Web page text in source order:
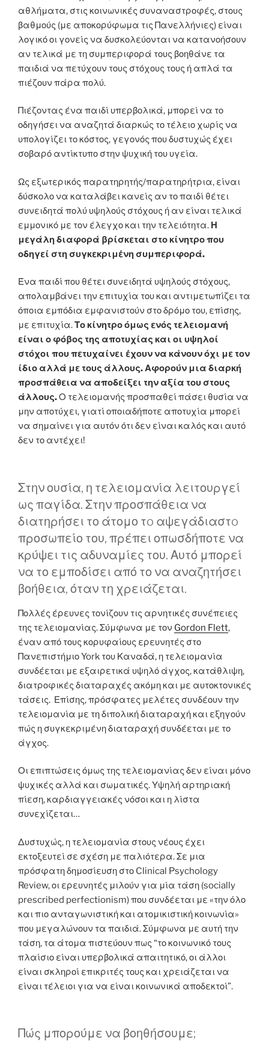
αθλήματα, στις κοινωνικές συναναστροφές, στους
βαθμούς (με αποκορύφωμα τις Πανελλήνιες) είναι
λογικό οι γονείς να δυσκολεύονται να κατανοήσουν
αν τελικά με τη συμπεριφορά τους βοηθάνε τα
παιδιά να πετύχουν τους στόχους τους ή απλά τα
πιέζουν πάρα πολύ.
Πιέζοντας ένα παιδί υπερβολικά, μπορεί να το
οδηγήσει να αναζητά διαρκώς το τέλειο χωρίς να
υπολογίζει το κόστος, γεγονός που δυστυχώς έχει
σοβαρό αντίκτυπο στην ψυχική του υγεία.
Ως εξωτερικός παρατηρητής/παρατηρήτρια, είναι
δύσκολο να καταλάβει κανείς αν το παιδί θέτει
συνειδητά πολύ υψηλούς στόχους ή αν είναι τελικά
εμμονικό με τον έλεγχο και την τελειότητα. Η
μεγάλη διαφορά βρίσκεται στο κίνητρο που
οδηγεί στη συγκεκριμένη συμπεριφορά.
Ένα παιδί που θέτει συνειδητά υψηλούς στόχους,
απολαμβάνει την επιτυχία του και αντιμετωπίζει τα
όποια εμπόδια εμφανιστούν στο δρόμο του, επίσης,
με επιτυχία.Το κίνητρο όμως ενός τελειομανή
είναι ο φόβος της αποτυχίας και οι υψηλοί
στόχοι που πετυχαίνει έχουν να κάνουν όχι με τον
ίδιο αλλά με τους άλλους. Αφορούν μια διαρκή
προσπάθεια να αποδείξει την αξία του στους
άλλους.Ο τελειομανής προσπαθεί πάσει θυσία να
μην αποτύχει, γιατί οποιαδήποτε αποτυχία μπορεί
να σημαίνει για αυτόν ότι δεν είναι καλός και αυτό
δεν το αντέχει!
Στην ουσία, η τελειομανία λειτουργεί
ως παγίδα. Στην προσπάθεια να
διατηρήσει το άτομο τo αψεγάδιαστo
προσωπείο του, πρέπει οπωσδήποτε να
κρύψει τις αδυναμίες του. Αυτό μπορεί
να το εμποδίσει από το να αναζητήσει
βοήθεια, όταν τη χρειάζεται.
Πολλές έρευνες τονίζουν τις αρνητικές συνέπειες
της τελειομανίας. Σύμφωνα με τον Gordon Flett,
έναν από τους κορυφαίους ερευνητές στο
Πανεπιστήμιο York του Καναδά, η τελειομανία
συνδέεται με εξαιρετικά υψηλό άγχος, κατάθλιψη,
διατροφικές διαταραχές ακόμη και με αυτοκτονικές
τάσεις. Επίσης, πρόσφατες μελέτες συνδέουν την
τελειομανία με τη διπολική διαταραχή και εξηγούν
πώς η συγκεκριμένη διαταραχή συνδέεται με το
άγχος.
Οι επιπτώσεις όμως της τελειομανίας δεν είναι μόνο
ψυχικές αλλά και σωματικές. Υψηλή αρτηριακή
πίεση, καρδιαγγειακές νόσοι και η λίστα
συνεχίζεται…
Δυστυχώς, η τελειομανία στους νέους έχει
εκτοξευτεί σε σχέση με παλιότερα. Σε μια
πρόσφατη δημοσίευση στο Clinical Psychology
Review, οι ερευνητές μιλούν για μία τάση (socially
prescribed perfectionism) που συνδέεται με «την όλο
και πιο ανταγωνιστική και ατομικιστική κοινωνία»
που μεγαλώνουν τα παιδιά. Σύμφωνα με αυτή την
τάση, τα άτομα πιστεύουν πως “το κοινωνικό τους
πλαίσιο είναι υπερβολικά απαιτητικό, οι άλλοι
είναι σκληροί επικριτές τους και χρειάζεται να
είναι τέλειοι για να είναι κοινωνικά αποδεκτοί”.
Πώς μπορούμε να βοηθήσουμε;